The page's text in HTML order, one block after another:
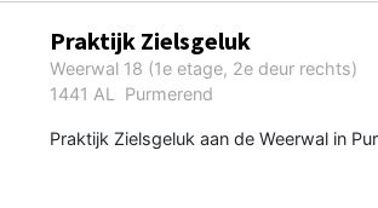
Praktijk Zielsgeluk
Weerwal 18 (1e etage, 2e deur rechts)
1441 AL Purmerend
Praktijk Zielsgeluk aan de Weerwal in